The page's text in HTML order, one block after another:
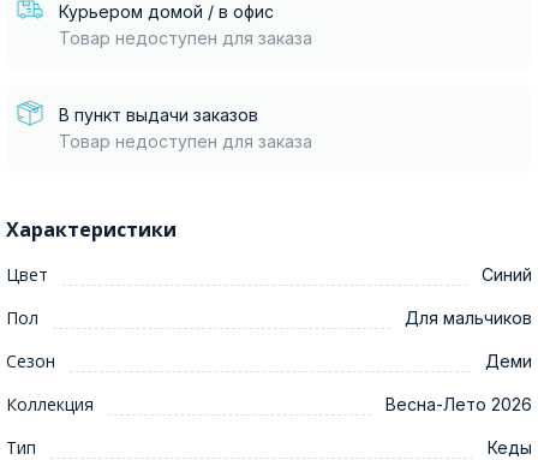
Курьером домой / в офис
Товар недоступен для заказа
В пункт выдачи заказов
Товар недоступен для заказа
Характеристики
Цвет Синий
Пол Для мальчиков
Сезон Деми
Коллекция Весна-Лето 2026
Тип Кеды